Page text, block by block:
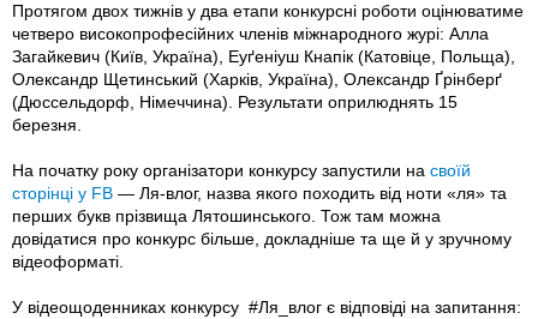
Протягом двох тижнів у два етапи конкурсні роботи оцінюватиме
четверо високопрофесійних членів міжнародного журі: Алла
Загайкевич (Київ, Україна), Еуґеніуш Кнапік (Катовіце, Польща),
Олександр Щетинський (Харків, Україна), Олександр Ґрінберґ
(Дюссельдорф, Німеччина). Результати оприлюднять 15
березня.
На початку року організатори конкурсу запустили на своїй
сторінці у FB — Ля-влог, назва якого походить від ноти «ля» та
перших букв прізвища Лятошинського. Тож там можна
довідатися про конкурс більше, докладніше та ще й у зручному
відеоформаті.
У відеощоденниках конкурсу #Ля_влог є відповіді на запитання: